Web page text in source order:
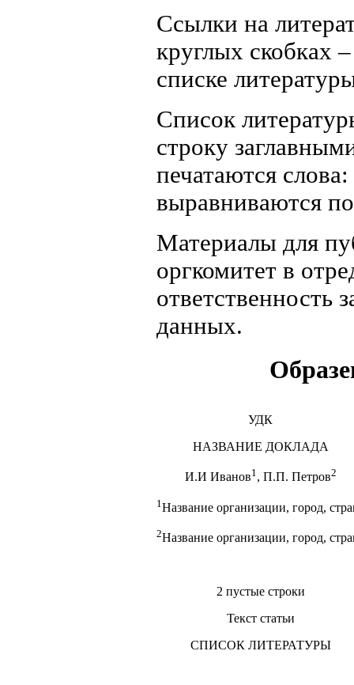
Ссылки на
круглых скобках
списке
Список
строку
печатаются
выравниваются
Материалы для
оргкомитет в
ответственность
данных.
УДК
НАЗВАНИЕ ДОКЛАДА
И.И Иванов1, П.П. Петров2
1 Название организации, город,
2Название организации, город,
2 пустые строки
Текст статьи
СПИСОК ЛИТЕРАТУРЫ